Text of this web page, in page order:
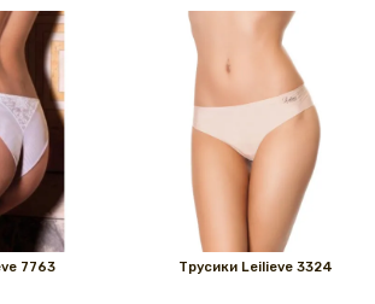
7763 Трусики Leilieve 3324